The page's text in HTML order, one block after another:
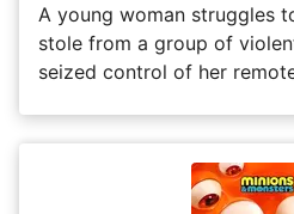
A young woman struggles
stole from a group of
seized control of her